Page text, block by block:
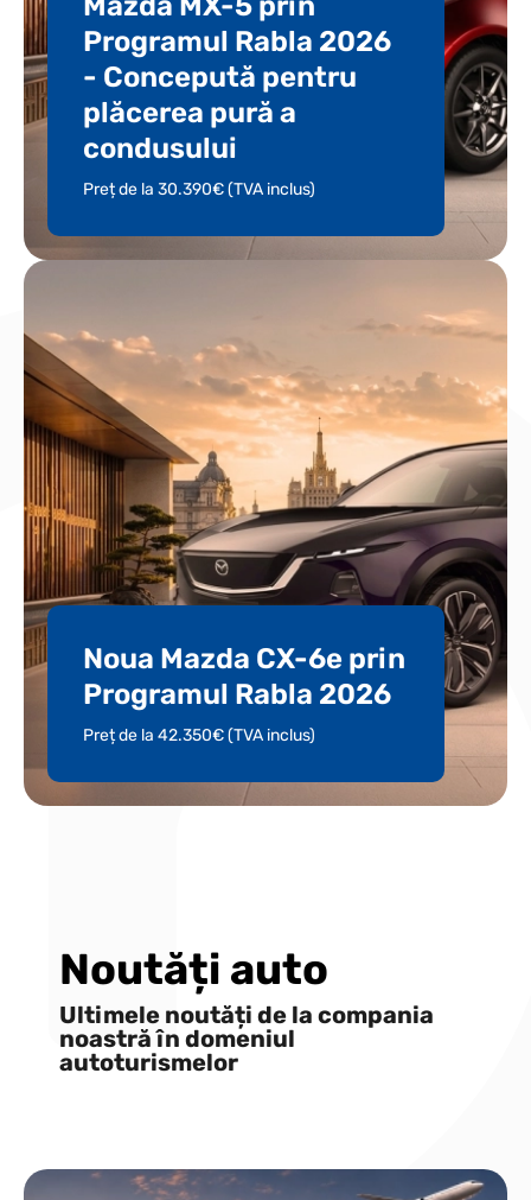
Programul Rabla 2026
- Concepută pentru
plăcerea pură a
condusului
Preț de la 30.390€ (TVA inclus)
Noua Mazda CX-6e prin
Programul Rabla 2026
Preț de la 42.350€ (TVA inclus)
Noutăți auto
Ultimele noutăți de la compania
noastră în domeniul
autoturismelor